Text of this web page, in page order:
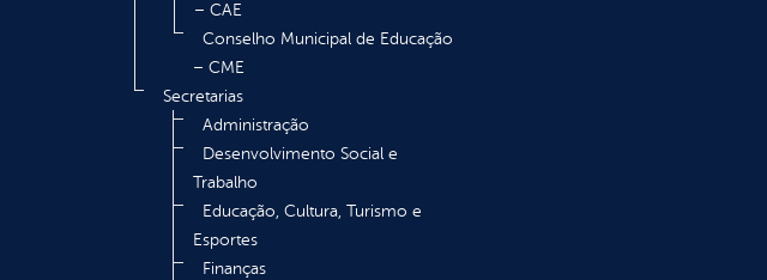
– CAE
Conselho Municipal de Educação
– CME
Secretarias
Administração
Desenvolvimento Social e
Trabalho
Educação, Cultura, Turismo e
Esportes
Finanças